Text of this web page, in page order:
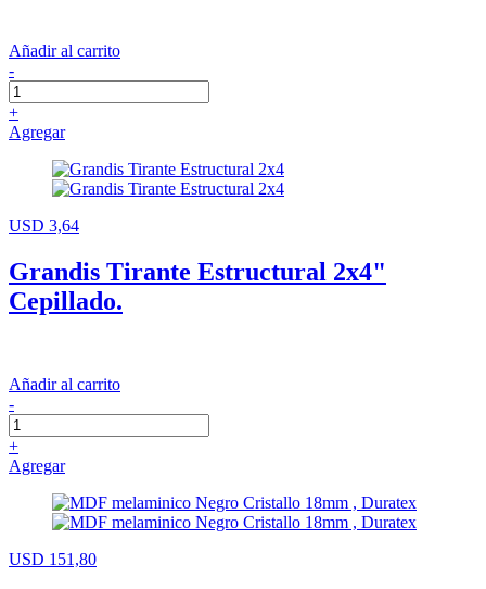
Añadir al carrito
-
+
Agregar
USD 3,64
Grandis Tirante Estructural 2x4"
Cepillado.
Añadir al carrito
-
+
Agregar
USD 151,80